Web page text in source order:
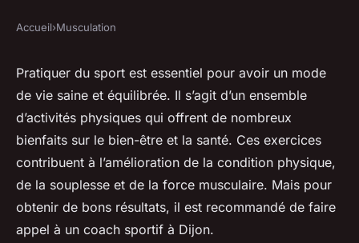
Entraînez-vous à domicile
avec un coach sportif à Dijon !
Julien•19 août 2024•3 min de lecture
Accueil›Musculation
Pratiquer du sport est essentiel pour avoir un mode
de vie saine et équilibrée. Il s’agit d’un ensemble
d’activités physiques qui offrent de nombreux
bienfaits sur le bien-être et la santé. Ces exercices
contribuent à l’amélioration de la condition physique,
de la souplesse et de la force musculaire. Mais pour
obtenir de bons résultats, il est recommandé de faire
appel à un coach sportif à Dijon.